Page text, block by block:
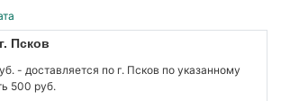
Псков
- доставляется по г. Псков по указанному
500 руб.